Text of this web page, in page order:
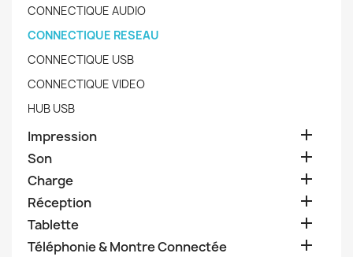
CONNECTIQUE AUDIO
CONNECTIQUE RESEAU
CONNECTIQUE USB
CONNECTIQUE VIDEO
HUB USB
Impression 
Son 
Charge 
Réception 
Tablette 
Téléphonie & Montre Connectée 